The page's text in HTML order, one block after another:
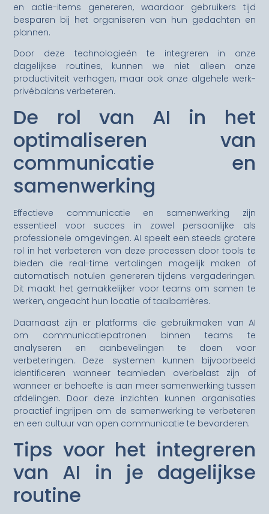
en actie-items genereren, waardoor gebruikers tijd
besparen bij het organiseren van hun gedachten en
plannen.
Door deze technologieën te integreren in onze
dagelijkse routines, kunnen we niet alleen onze
productiviteit verhogen, maar ook onze algehele werk-
privébalans verbeteren.
De rol van AI in het
optimaliseren van
communicatie en
samenwerking
Effectieve communicatie en samenwerking zijn
essentieel voor succes in zowel persoonlijke als
professionele omgevingen. AI speelt een steeds grotere
rol in het verbeteren van deze processen door tools te
bieden die real-time vertalingen mogelijk maken of
automatisch notulen genereren tijdens vergaderingen.
Dit maakt het gemakkelijker voor teams om samen te
werken, ongeacht hun locatie of taalbarrières.
Daarnaast zijn er platforms die gebruikmaken van AI
om communicatiepatronen binnen teams te
analyseren en aanbevelingen te doen voor
verbeteringen. Deze systemen kunnen bijvoorbeeld
identificeren wanneer teamleden overbelast zijn of
wanneer er behoefte is aan meer samenwerking tussen
afdelingen. Door deze inzichten kunnen organisaties
proactief ingrijpen om de samenwerking te verbeteren
en een cultuur van open communicatie te bevorderen.
Tips voor het integreren
van AI in je dagelijkse
routine